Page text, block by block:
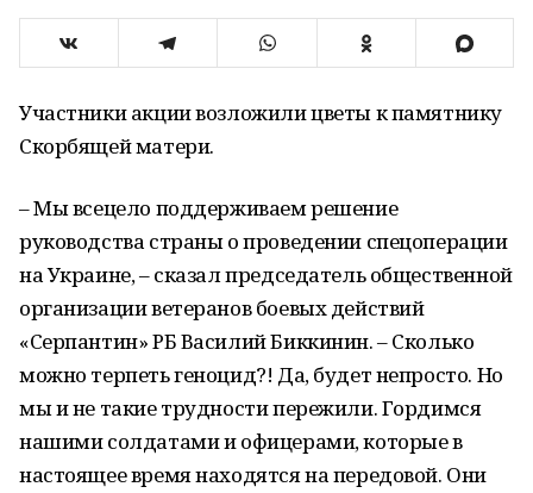
Участники акции возложили цветы к памятнику
Скорбящей матери.
– Мы всецело поддерживаем решение
руководства страны о проведении спецоперации
на Украине, – сказал председатель общественной
организации ветеранов боевых действий
«Серпантин» РБ Василий Биккинин. – Сколько
можно терпеть геноцид?! Да, будет непросто. Но
мы и не такие трудности пережили. Гордимся
нашими солдатами и офицерами, которые в
настоящее время находятся на передовой. Они